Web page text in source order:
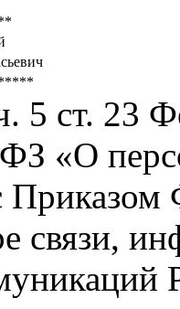
5 ст. 23
«О
связи,